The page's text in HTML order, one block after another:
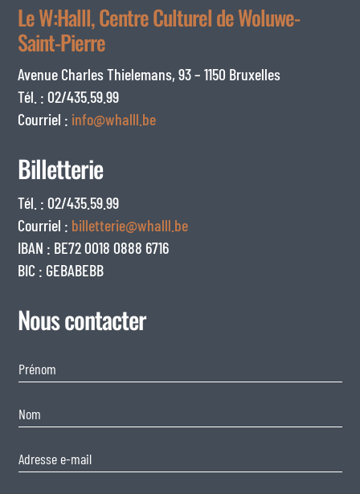
Le W:Halll, Centre Culturel de Woluwe-
Saint-Pierre
Avenue Charles Thielemans, 93 – 1150 Bruxelles
Tél. : 02/435.59.99
Courriel : info@whalll.be
Billetterie
Tél. : 02/435.59.99
Courriel : billetterie@whalll.be
IBAN : BE72 0018 0888 6716
BIC : GEBABEBB
Nous contacter